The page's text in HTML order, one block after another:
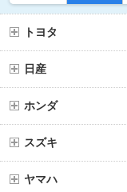
トヨタ
日産
ホンダ
スズキ
ヤマハ